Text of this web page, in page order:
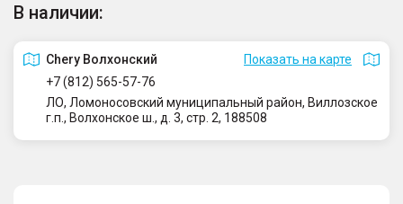
В наличии:
Сhery Волхонский
Показать на карте
+7 (812) 565-57-76
ЛО, Ломоносовский муниципальный район, Виллозское
г.п., Волхонское ш., д. 3, стр. 2, 188508